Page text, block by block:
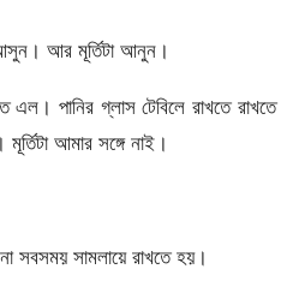
আসুন। আর মূর্তিটা আনুন।
এল। পানির গ্লাস টেবিলে রাখতে রাখতে
আমার সঙ্গে নাই।
সবসময় সামলায়ে রাখতে হয়।